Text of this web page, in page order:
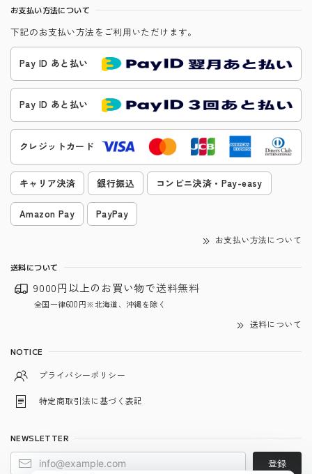
お支払い方法について
下記のお支払い方法をご利用いただけます。
Pay ID あと払い
Pay ID あと払い
クレジットカード
キャリア決済 銀行振込 コンビニ決済・Pay-easy
Amazon Pay PayPay
お支払い方法について
送料について
9000円以上のお買い物で送料無料
全国一律600円※北海道、沖縄を除く
送料について
NOTICE
プライバシーポリシー
特定商取引法に基づく表記
NEWSLETTER
登録